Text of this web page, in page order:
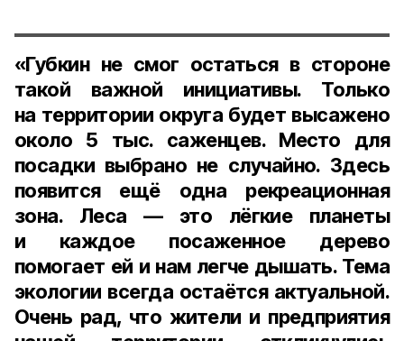
«Губкин не смог остаться в стороне
такой важной инициативы. Только
на территории округа будет высажено
около 5 тыс. саженцев. Место для
посадки выбрано не случайно. Здесь
появится ещё одна рекреационная
зона. Леса — это лёгкие планеты
и каждое посаженное дерево
помогает ей и нам легче дышать. Тема
экологии всегда остаётся актуальной.
Очень рад, что жители и предприятия